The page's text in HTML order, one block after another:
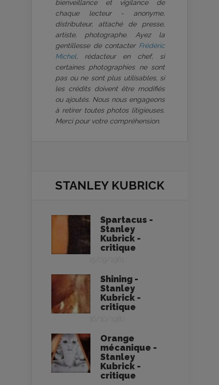
bienveillance et vigilance de
chaque lecteur - anonyme,
distributeur, attaché de presse,
artiste, photographe. Ayez la
gentillesse de contacter Frédéric
Michel, rédacteur en chef, si
certaines photographies ne sont
pas ou ne sont plus utilisables, si
les crédits doivent être modifiés
ou ajoutés. Nous nous engageons
à retirer toutes photos litigieuses.
Merci pour votre compréhension.
STANLEY KUBRICK
Spartacus -
Stanley
Kubrick -
critique
Shining -
Stanley
Kubrick -
critique
16/10/1980
Orange
mécanique -
Stanley
Kubrick -
critique